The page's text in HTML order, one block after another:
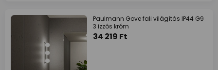
Paulmann Gove fali világítás IP44 G9
3 izzós króm
34 219 Ft